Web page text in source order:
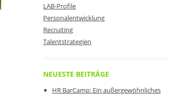
LAB-Profile
Personalentwicklung
Recruiting
Talentstrategien
NEUESTE BEITRÄGE
HR BarCamp: Ein außergewöhnliches